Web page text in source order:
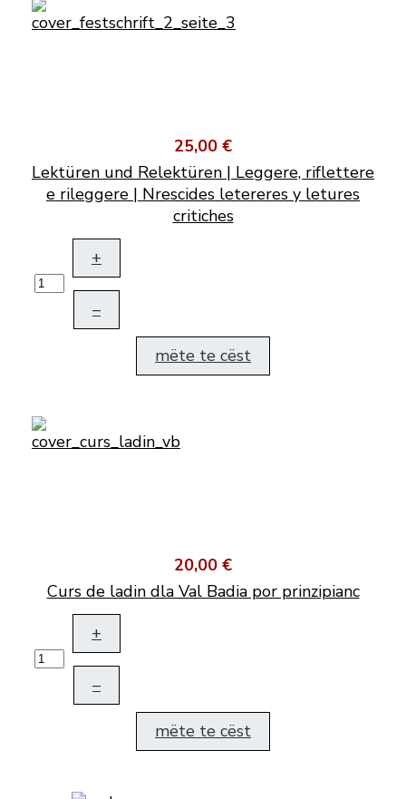
25,00 €
Lektüren und Relektüren | Leggere, riflettere
e rileggere | Nrescides letereres y letures
critiches
+
–
mëte te cëst
20,00 €
Curs de ladin dla Val Badia por prinzipianc
+
–
mëte te cëst